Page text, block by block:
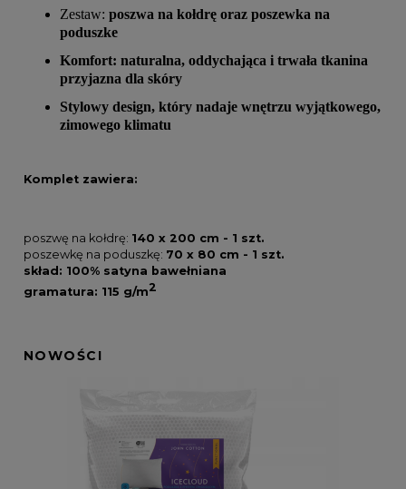
Zestaw: poszwa na kołdrę oraz poszewka na
poduszke
Komfort: naturalna, oddychająca i trwała tkanina
przyjazna dla skóry
Stylowy design, który nadaje wnętrzu wyjątkowego,
zimowego klimatu
Komplet zawiera:
poszwę na kołdrę: 140 x 200 cm - 1 szt.
poszewkę na poduszkę: 70 x 80 cm - 1 szt.
skład: 100% satyna bawełniana
gramatura: 115 g/m2
NOWOŚCI